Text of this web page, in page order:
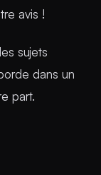
avis !
sujets
dans un
part.